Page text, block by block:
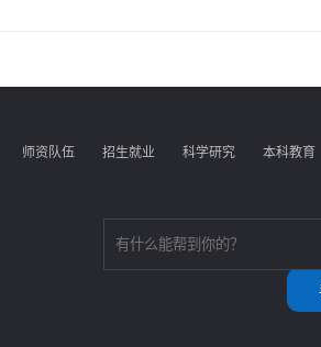
师资队伍 招生就业 科学研究 本科教育